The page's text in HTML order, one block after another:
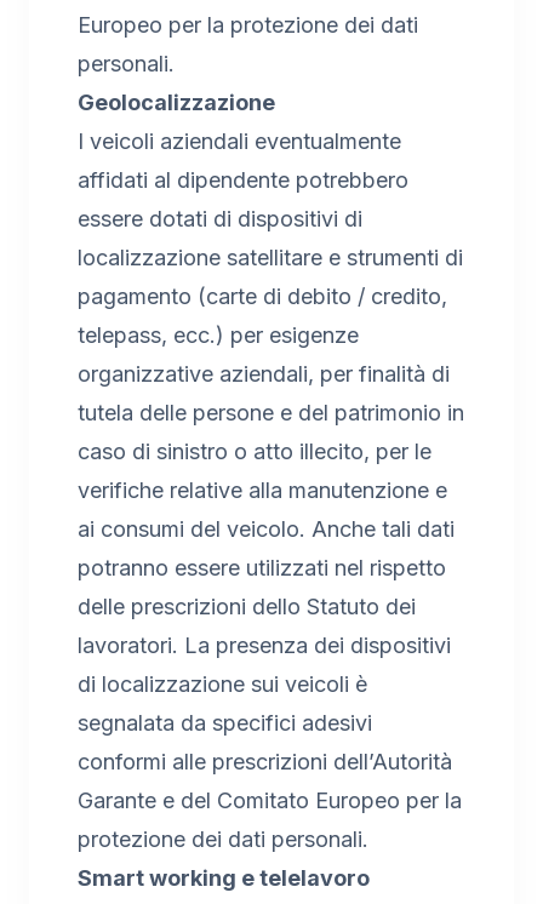
Europeo per la protezione dei dati
personali.
Geolocalizzazione
I veicoli aziendali eventualmente
affidati al dipendente potrebbero
essere dotati di dispositivi di
localizzazione satellitare e strumenti di
pagamento (carte di debito / credito,
telepass, ecc.) per esigenze
organizzative aziendali, per finalità di
tutela delle persone e del patrimonio in
caso di sinistro o atto illecito, per le
verifiche relative alla manutenzione e
ai consumi del veicolo. Anche tali dati
potranno essere utilizzati nel rispetto
delle prescrizioni dello Statuto dei
lavoratori. La presenza dei dispositivi
di localizzazione sui veicoli è
segnalata da specifici adesivi
conformi alle prescrizioni dell’Autorità
Garante e del Comitato Europeo per la
protezione dei dati personali.
Smart working e telelavoro